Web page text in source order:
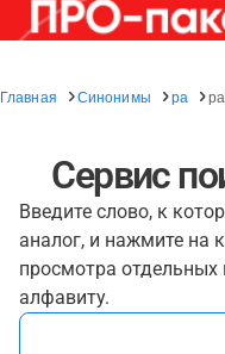
Главная Синонимы ра
Сервис
Введите слово, к
аналог, и нажмите на
просмотра отдельных
алфавиту.